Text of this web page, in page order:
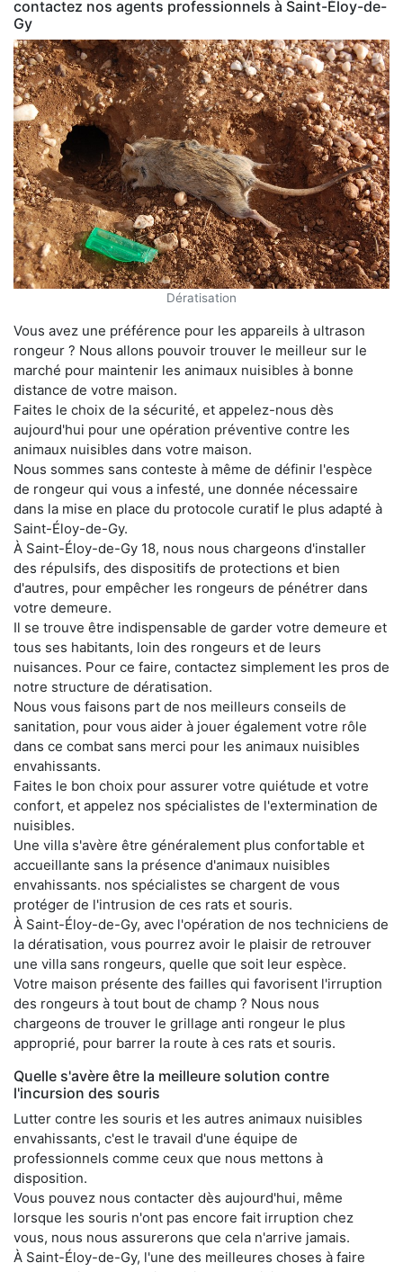
contactez nos agents professionnels à Saint-Éloy-de-
Gy
Dératisation
Vous avez une préférence pour les appareils à ultrason
rongeur ? Nous allons pouvoir trouver le meilleur sur le
marché pour maintenir les animaux nuisibles à bonne
distance de votre maison.
Faites le choix de la sécurité, et appelez-nous dès
aujourd'hui pour une opération préventive contre les
animaux nuisibles dans votre maison.
Nous sommes sans conteste à même de définir l'espèce
de rongeur qui vous a infesté, une donnée nécessaire
dans la mise en place du protocole curatif le plus adapté à
Saint-Éloy-de-Gy.
À Saint-Éloy-de-Gy 18, nous nous chargeons d'installer
des répulsifs, des dispositifs de protections et bien
d'autres, pour empêcher les rongeurs de pénétrer dans
votre demeure.
Il se trouve être indispensable de garder votre demeure et
tous ses habitants, loin des rongeurs et de leurs
nuisances. Pour ce faire, contactez simplement les pros de
notre structure de dératisation.
Nous vous faisons part de nos meilleurs conseils de
sanitation, pour vous aider à jouer également votre rôle
dans ce combat sans merci pour les animaux nuisibles
envahissants.
Faites le bon choix pour assurer votre quiétude et votre
confort, et appelez nos spécialistes de l'extermination de
nuisibles.
Une villa s'avère être généralement plus confortable et
accueillante sans la présence d'animaux nuisibles
envahissants. nos spécialistes se chargent de vous
protéger de l'intrusion de ces rats et souris.
À Saint-Éloy-de-Gy, avec l'opération de nos techniciens de
la dératisation, vous pourrez avoir le plaisir de retrouver
une villa sans rongeurs, quelle que soit leur espèce.
Votre maison présente des failles qui favorisent l'irruption
des rongeurs à tout bout de champ ? Nous nous
chargeons de trouver le grillage anti rongeur le plus
approprié, pour barrer la route à ces rats et souris.
Quelle s'avère être la meilleure solution contre
l'incursion des souris
Lutter contre les souris et les autres animaux nuisibles
envahissants, c'est le travail d'une équipe de
professionnels comme ceux que nous mettons à
disposition.
Vous pouvez nous contacter dès aujourd'hui, même
lorsque les souris n'ont pas encore fait irruption chez
vous, nous nous assurerons que cela n'arrive jamais.
À Saint-Éloy-de-Gy, l'une des meilleures choses à faire